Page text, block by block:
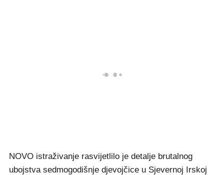
NOVO istraživanje rasvijetlilo je detalje brutalnog
ubojstva sedmogodišnje djevojčice u Sjevernoj Irskoj